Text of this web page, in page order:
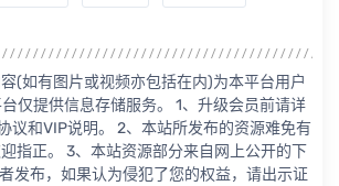
(如有图片或视频亦包括在内)为本平台用户
台仅提供信息存储服务。 1、升级会员前请详
议和VIP说明。 2、本站所发布的资源难免有
指正。 3、本站资源部分来自网上公开的下
发布，如果认为侵犯了您的权益，请出示证